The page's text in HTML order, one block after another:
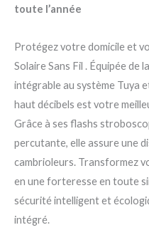
toute l’année
Protégez votre domicile et
Solaire Sans Fil . Équipée de
intégrable au système Tuya
haut décibels est votre
Grâce à ses flashs
percutante, elle assure une
cambrioleurs. Transformez
en une forteresse en toute
sécurité intelligent et
intégré.